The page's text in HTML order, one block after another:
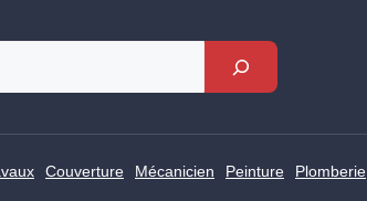
Couverture Mécanicien Peinture Plomberie